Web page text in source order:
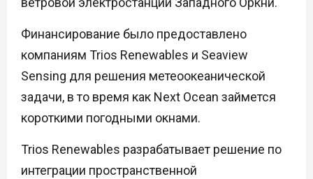
Финансирование было предоставлено
компаниям Trios Renewables и Seaview
Sensing для решения метеоокеанической
задачи, в то время как Next Ocean займется
короткими погодными окнами.
Trios Renewables разрабатывает решение по
интеграции пространственной